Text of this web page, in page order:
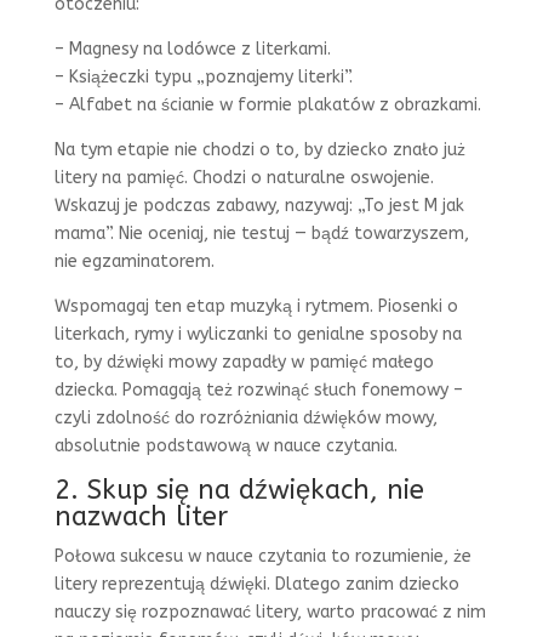
otoczeniu:
– Magnesy na lodówce z literkami.
– Książeczki typu „poznajemy literki”.
– Alfabet na ścianie w formie plakatów z obrazkami.
Na tym etapie nie chodzi o to, by dziecko znało już
litery na pamięć. Chodzi o naturalne oswojenie.
Wskazuj je podczas zabawy, nazywaj: „To jest M jak
mama”. Nie oceniaj, nie testuj — bądź towarzyszem,
nie egzaminatorem.
Wspomagaj ten etap muzyką i rytmem. Piosenki o
literkach, rymy i wyliczanki to genialne sposoby na
to, by dźwięki mowy zapadły w pamięć małego
dziecka. Pomagają też rozwinąć słuch fonemowy –
czyli zdolność do rozróżniania dźwięków mowy,
absolutnie podstawową w nauce czytania.
2. Skup się na dźwiękach, nie
nazwach liter
Połowa sukcesu w nauce czytania to rozumienie, że
litery reprezentują dźwięki. Dlatego zanim dziecko
nauczy się rozpoznawać litery, warto pracować z nim